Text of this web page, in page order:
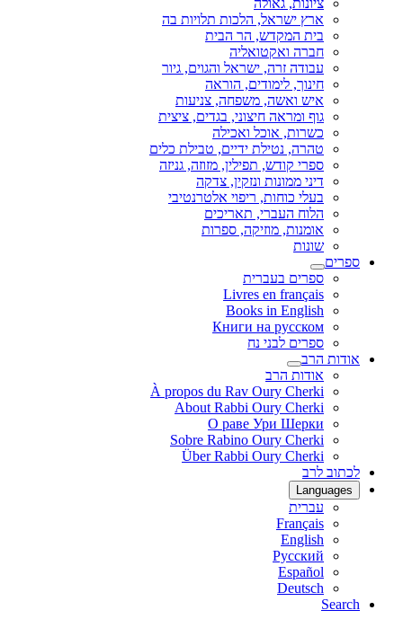
ציונות, גאולה
ארץ ישראל, הלכות תלויות בה
בית המקדש, הר הבית
חברה ואקטואליה
עבודה זרה, ישראל והגוים, גיור
חינוך, לימודים, הוראה
איש ואשה, משפחה, צניעות
גוף ומראה חיצוני, בגדים, ציצית
כשרות, אוכל ואכילה
טהרה, נטילת ידיים, טבילת כלים
ספרי קודש, תפילין, מזוזה, גניזה
דיני ממונות ונזקין, צדקה
בעלי כוחות, ריפוי אלטרנטיבי
הלוח העברי, תאריכים
אומנות, מוזיקה, ספרות
שונות
ספרים
ספרים בעברית
Livres en français
Books in English
Книги на русском
ספרים לבני נח
אודות הרב
אודות הרב
À propos du Rav Oury Cherki
About Rabbi Oury Cherki
О раве Ури Шерки
Sobre Rabino Oury Cherki
Über Rabbi Oury Cherki
לכתוב לרב
Languages
עברית
Français
English
Русский
Español
Deutsch
Search